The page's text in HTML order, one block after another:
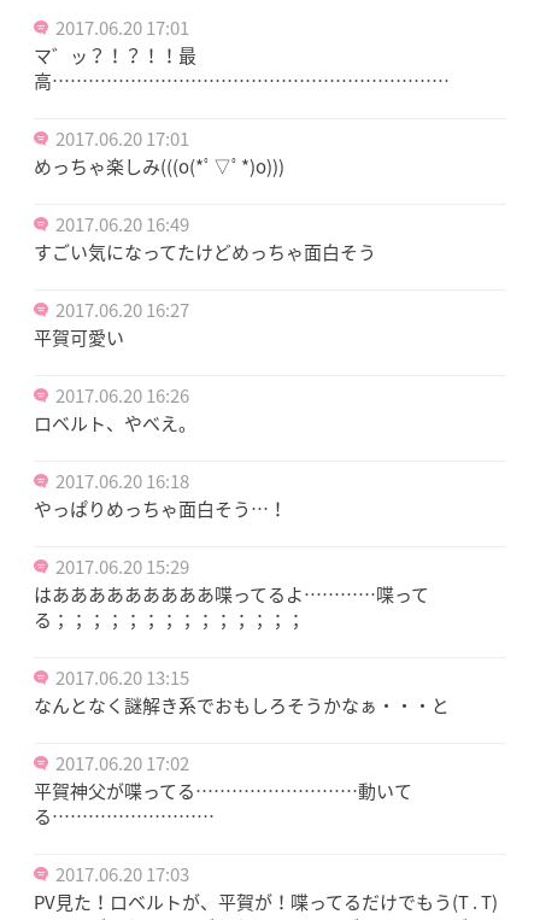
2017.06.20 17:01
マ゛ッ？！？！！最
高…………………………………………………………
2017.06.20 17:01
めっちゃ楽しみ(((o(*ﾟ▽ﾟ*)o)))
2017.06.20 16:49
すごい気になってたけどめっちゃ面白そう
2017.06.20 16:27
平賀可愛い
2017.06.20 16:26
ロベルト、やべえ。
2017.06.20 16:18
やっぱりめっちゃ面白そう…！
2017.06.20 15:29
はあああああああああ喋ってるよ…………喋って
る；；；；；；；；；；；；；；
2017.06.20 13:15
なんとなく謎解き系でおもしろそうかなぁ・・・と
2017.06.20 17:02
平賀神父が喋ってる………………………動いて
る………………………
2017.06.20 17:03
PV見た！ロベルトが、平賀が！喋ってるだけでもう(T . T)